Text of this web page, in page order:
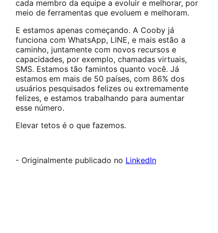
cada membro da equipe a evoluir e melhorar, por
meio de ferramentas que evoluem e melhoram.
E estamos apenas começando. A Cooby já
funciona com WhatsApp, LINE, e mais estão a
caminho, juntamente com novos recursos e
capacidades, por exemplo, chamadas virtuais,
SMS. Estamos tão famintos quanto você. Já
estamos em mais de 50 países, com 86% dos
usuários pesquisados felizes ou extremamente
felizes, e estamos trabalhando para aumentar
esse número.
Elevar tetos é o que fazemos.
- Originalmente publicado no LinkedIn